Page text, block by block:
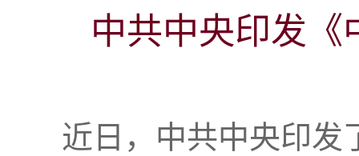
中共中央印发《
近日，中共中央印发